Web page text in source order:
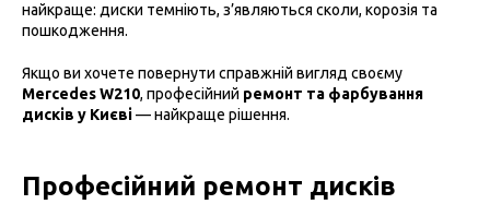
найкраще: диски темніють, з’являються сколи, корозія та
пошкодження.
Якщо ви хочете повернути справжній вигляд своєму
Mercedes W210, професійний ремонт та фарбування
дисків у Києві— найкраще рішення.
Професійний ремонт дисків